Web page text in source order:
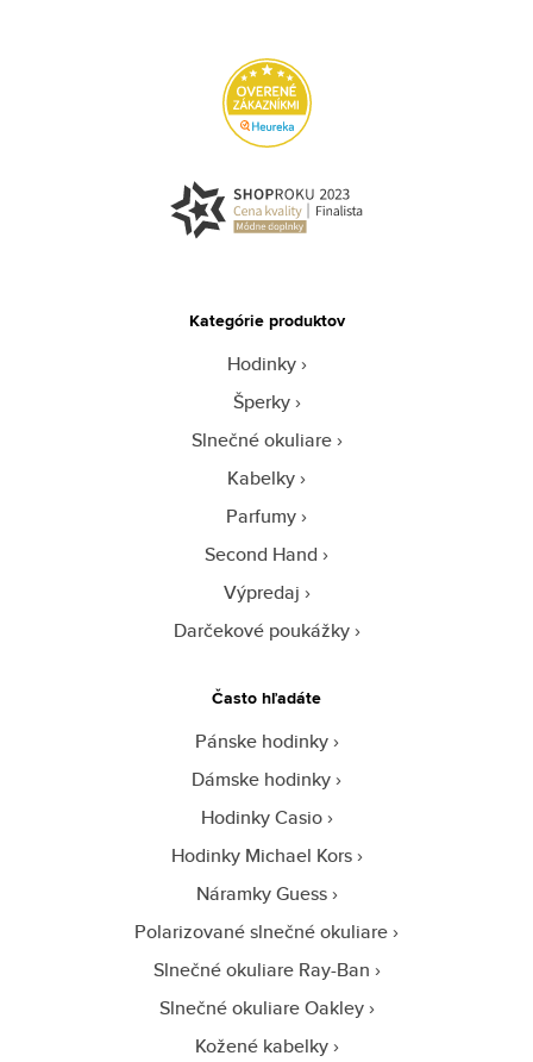
Kategórie produktov
Hodinky
Šperky
Slnečné okuliare
Kabelky
Parfumy
Second Hand
Výpredaj
Darčekové poukážky
Často hľadáte
Pánske hodinky
Dámske hodinky
Hodinky Casio
Hodinky Michael Kors
Náramky Guess
Polarizované slnečné okuliare
Slnečné okuliare Ray-Ban
Slnečné okuliare Oakley
Kožené kabelky